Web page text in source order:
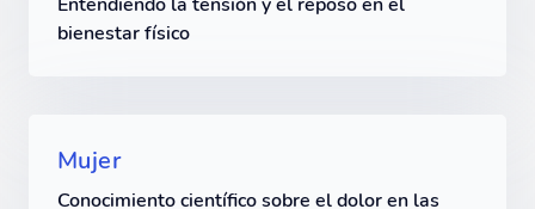
bienestar físico
Mujer
Conocimiento científico sobre el dolor en las